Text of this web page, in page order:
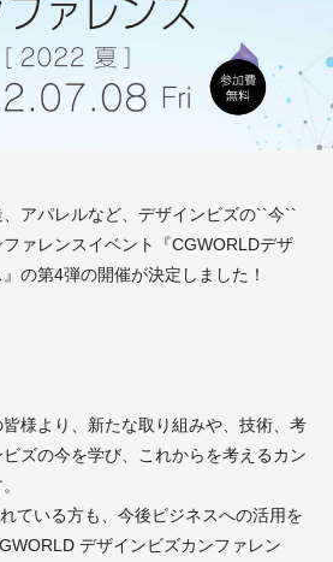
アパレルなど、デザインビズの``今``
ァレンスイベント『CGWORLDデザ
の第4弾の開催が決定しました！
様より、新たな取り組みや、技術、考
ズの今を学び、これからを考えるカン
ている方も、今後ビジネスへの活用を
デザインビズカンファレン